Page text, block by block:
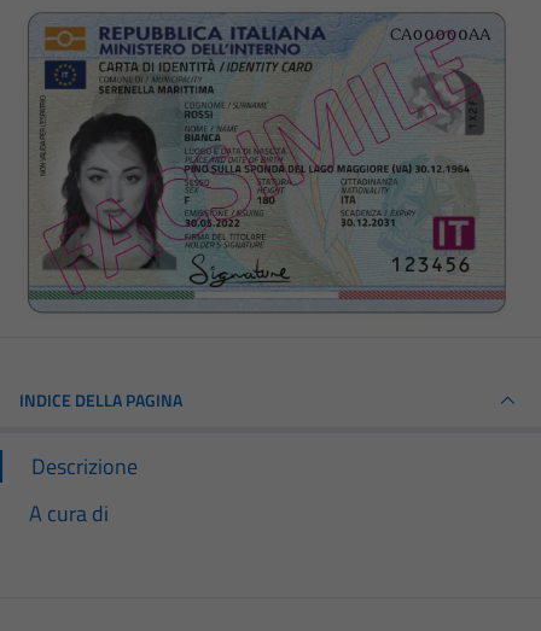
INDICE DELLA PAGINA
Descrizione
A cura di